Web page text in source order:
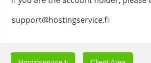
support@hostingservice.fi